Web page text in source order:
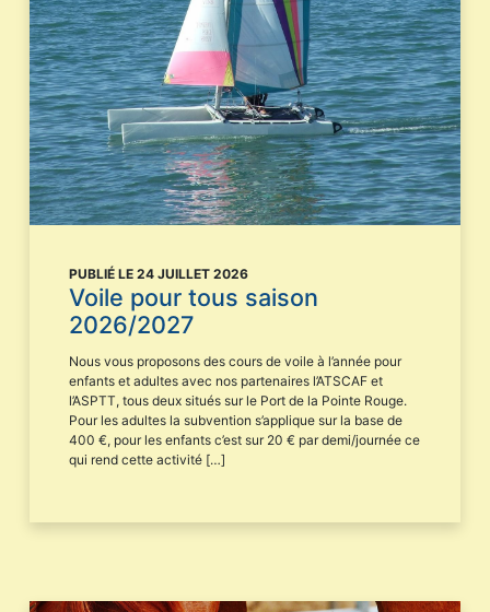
PUBLIÉ LE 24 JUILLET 2026
Voile pour tous saison
2026/2027
Nous vous proposons des cours de voile à l’année pour
enfants et adultes avec nos partenaires l’ATSCAF et
l’ASPTT, tous deux situés sur le Port de la Pointe Rouge.
Pour les adultes la subvention s’applique sur la base de
400 €, pour les enfants c’est sur 20 € par demi/journée ce
qui rend cette activité […]